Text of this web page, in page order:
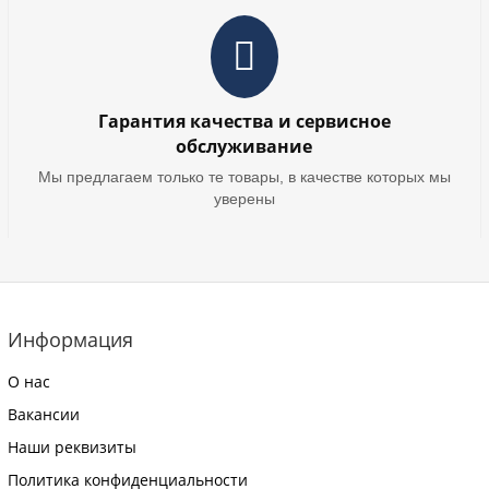
Гарантия качества и сервисное
обслуживание
Мы предлагаем только те товары, в качестве которых мы
уверены
Информация
О нас
Вакансии
Наши реквизиты
Политика конфиденциальности